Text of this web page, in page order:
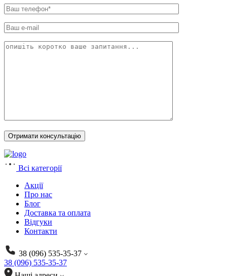
Всі категорії
Акції
Про нас
Блог
Доставка та оплата
Відгуки
Контакти
38 (096) 535-35-37
38 (096) 535-35-37